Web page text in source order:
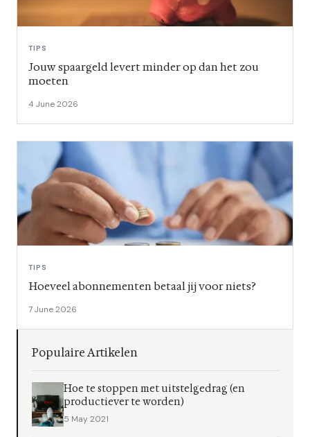
TIPS
Jouw spaargeld levert minder op dan het zou
moeten
4 June 2026
TIPS
Hoeveel abonnementen betaal jij voor niets?
7 June 2026
Populaire Artikelen
Hoe te stoppen met uitstelgedrag (en
productiever te worden)
5 May 2021